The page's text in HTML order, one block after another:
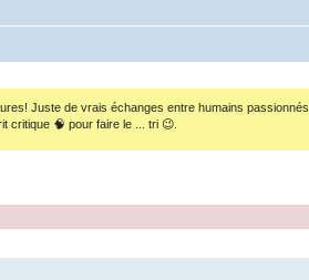
Juste de vrais échanges entre humains passionnés.
critique 🧠 pour faire le ... tri 😉.